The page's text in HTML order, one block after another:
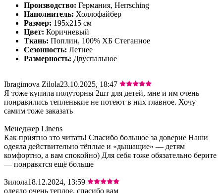
Производство: Германия, Herrsching
Наполнитель: Холлофайбер
Размер: 195х215 см
Цвет: Коричневый
Ткань: Поплин, 100% ХБ Стеганное
Сезонность: Летнее
Размерность: Двуспальное
Ibragimova Zilola23.10.2025, 18:47
Я тоже купила полуторны 2шт для детей, мне и им очень
понравились тепленькие не потеют в них главное. Хочу
самим тоже заказать
Менеджер Linens
Как приятно это читать! Спасибо большое за доверие Наши
одеяла действительно тёплые и «дышащие» — детям
комфортно, а вам спокойно) Для себя тоже обязательно берите
— понравятся ещё больше
Зилола18.12.2024, 13:59
одеяло очень теплое, спасибо вам